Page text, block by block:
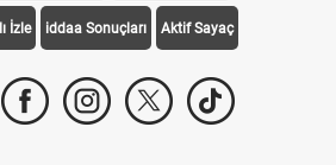
İzle iddaa Sonuçları Aktif Sayaç